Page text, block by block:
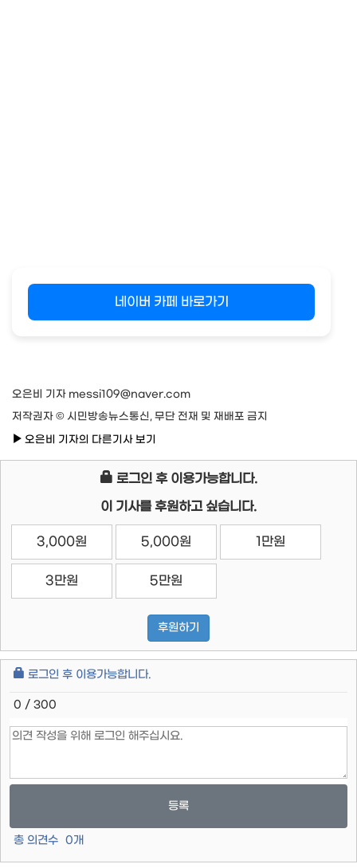
네이버 카페 바로가기
오은비 기자 messi109@naver.com
저작권자 © 시민방송뉴스통신, 무단 전재 및 재배포 금지
오은비 기자의 다른기사 보기
로그인 후 이용가능합니다.
이 기사를 후원하고 싶습니다.
3,000원 5,000원 1만원
3만원 5만원
후원하기
로그인 후 이용가능합니다.
0 / 300
등록
총 의견수 0개